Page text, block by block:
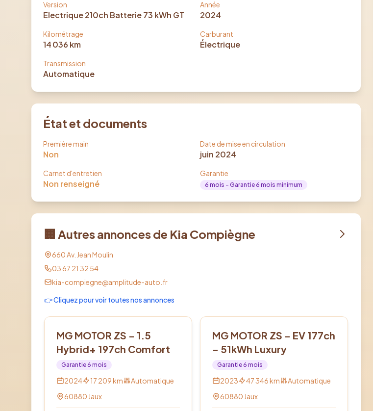
Version
Electrique 210ch Batterie 73 kWh GT
Année
2024
Kilométrage
14 036 km
Carburant
Électrique
Transmission
Automatique
État et documents
Première main
Non
Date de mise en circulation
juin 2024
Carnet d'entretien
Non renseigné
Garantie
6 mois - Garantie 6 mois minimum
🏢 Autres annonces de Kia Compiègne
660 Av. Jean Moulin
03 67 21 32 54
kia-compiegne@amplitude-auto.fr
👉 Cliquez pour voir toutes nos annonces
MG MOTOR ZS - 1.5
Hybrid+ 197ch Comfort
Garantie6 mois
2024 17 209km
Automatique
60880 Jaux
MG MOTOR ZS - EV 177ch
- 51kWh Luxury
Garantie6 mois
2023 47 346km
Automatique
60880 Jaux